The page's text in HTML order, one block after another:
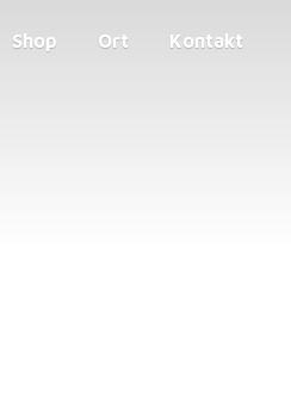
Shop Ort Kontakt